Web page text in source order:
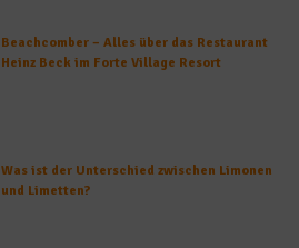
Beachcomber – Alles über das Restaurant
Heinz Beck im Forte Village Resort
Was ist der Unterschied zwischen Limonen
und Limetten?